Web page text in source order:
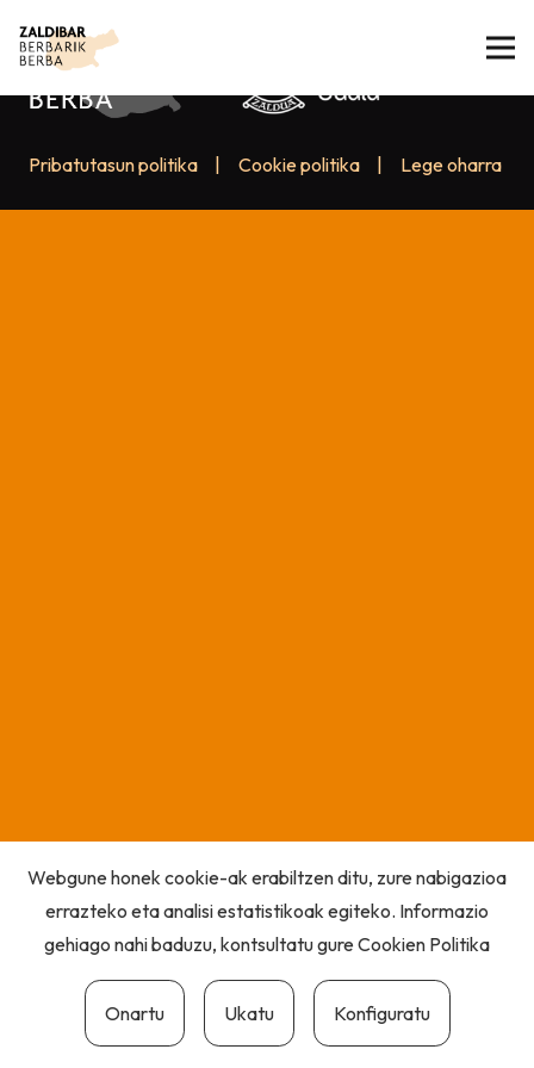
Pribatutasun politika Cookie politika Lege oharra
Webgune honek cookie-ak erabiltzen ditu, zure nabigazioa
errazteko eta analisi estatistikoak egiteko. Informazio
gehiago nahi baduzu, kontsultatu gureCookien Politika
Onartu Ukatu Konfiguratu